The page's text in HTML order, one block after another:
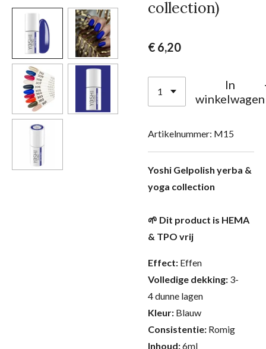
collection)
€ 6,20
In
winkelwagen
Artikelnummer: M15
Yoshi Gelpolish yerba &
yoga collection
🌱 Dit product is HEMA
& TPO vrij
Effect: Effen
Volledige dekking: 3-
4 dunne lagen
Kleur: Blauw
Consistentie: Romig
Inhoud:6ml